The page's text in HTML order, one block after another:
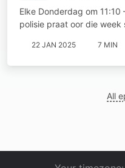
Earl
Elke Donderdag om
polisie praat oor die week
22 JAN 2025 7 MIN
All